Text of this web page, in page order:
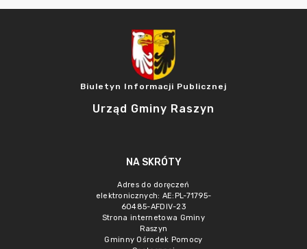
Biuletyn Informacji Publicznej
Urząd Gminy Raszyn
NA SKRÓTY
Adres do doręczeń
elektronicznych: AE:PL-71795-
60485-AFDIV-23
Strona internetowa Gminy
Raszyn
Gminny Ośrodek Pomocy